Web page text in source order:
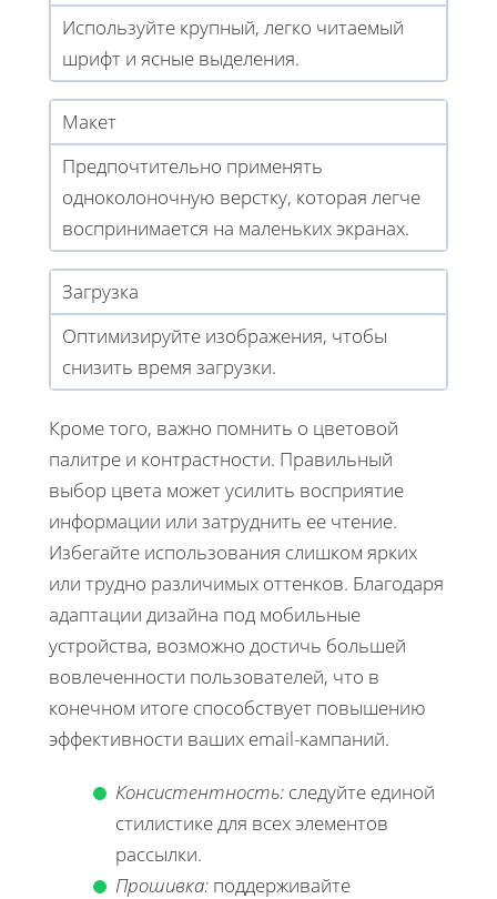
Используйте крупный, легко читаемый
шрифт и ясные выделения.
Макет
Предпочтительно применять
одноколоночную верстку, которая легче
воспринимается на маленьких экранах.
Загрузка
Оптимизируйте изображения, чтобы
снизить время загрузки.
Кроме того, важно помнить о цветовой
палитре и контрастности. Правильный
выбор цвета может усилить восприятие
информации или затруднить ее чтение.
Избегайте использования слишком ярких
или трудно различимых оттенков. Благодаря
адаптации дизайна под мобильные
устройства, возможно достичь большей
вовлеченности пользователей, что в
конечном итоге способствует повышению
эффективности ваших email-кампаний.
Консистентность: следуйте единой
стилистике для всех элементов
рассылки.
Прошивка: поддерживайте